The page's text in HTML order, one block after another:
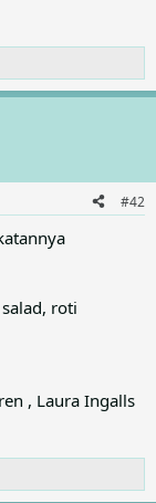
#42
roti
, Laura Ingalls